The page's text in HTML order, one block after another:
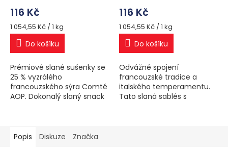
116 Kč
Měrná
cena:
1 054,55 Kč / 1 kg
Do košíku
Prémiové slané sušenky se
25 % vyzrálého
francouzského sýra Comté
AOP. Dokonalý slaný snack
dochucovadel. Ideální...
116 Kč
Měrná
cena:
1 054,55 Kč / 1 kg
Do košíku
Odvážné spojení
francouzské tradice a
italského temperamentu.
Tato slaná sablés s
Popis Diskuze Značka